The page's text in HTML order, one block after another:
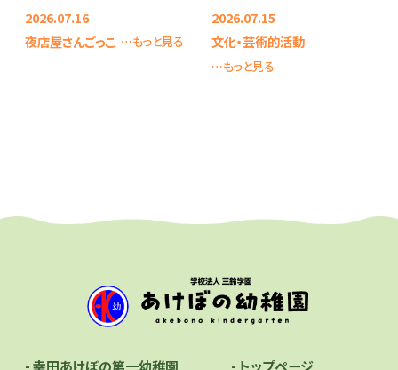
2026.07.16
夜店屋さんごっこ …もっと見る
2026.07.15
文化・芸術的活動
…もっと見る
- 幸田あけぼの第一幼稚園
- トップページ